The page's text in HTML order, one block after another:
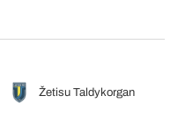
Žetisu Taldykorgan